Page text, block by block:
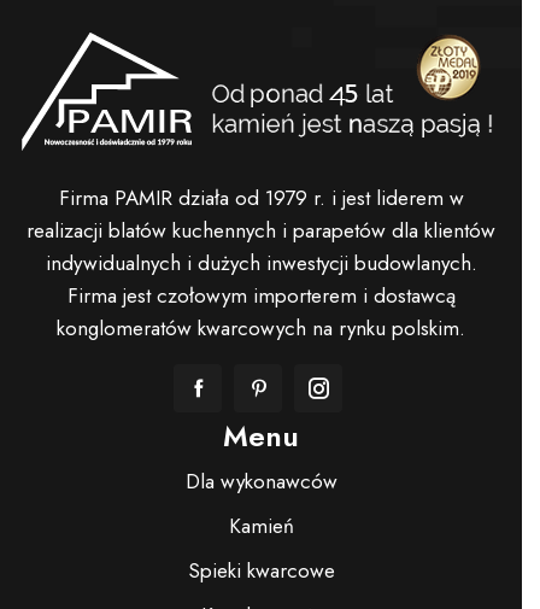
Firma PAMIR działa od 1979 r. i jest liderem w
realizacji blatów kuchennych i parapetów dla klientów
indywidualnych i dużych inwestycji budowlanych.
Firma jest czołowym importerem i dostawcą
konglomeratów kwarcowych na rynku polskim.
Menu
Dla wykonawców
Kamień
Spieki kwarcowe